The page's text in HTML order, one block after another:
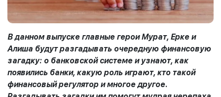
В данном выпуске главные герои Мурат, Ерке и
Алиша будут разгадывать очередную финансовую
загадку: о банковской системе и узнают, как
появились банки, какую роль играют, кто такой
финансовый регулятор и многое другое.